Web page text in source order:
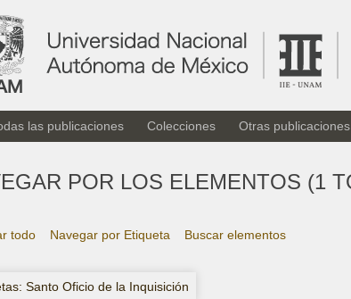
las publicaciones Colecciones Otras
POR LOS ELEMENTOS (1
todo Navegar por Etiqueta Buscar elementos
Santo Oficio de la Inquisición